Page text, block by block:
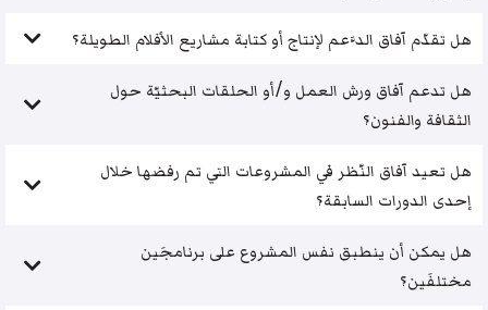
هل تقدّم آفاق الدَّعم لإنتاج أو كتابة مشاريع الأفلام الطويلة؟
هل تدعم آفاق ورش العمل و/أو الحلقات البحثيّة حول
الثقافة والفنون؟
هل تعيد آفاق النّظر في المشروعات التي تم رفضها خلال
إحدى الدورات السابقة؟
هل يمكن أن ينطبق نفس المشروع على برنامجَين
مختلفَين؟